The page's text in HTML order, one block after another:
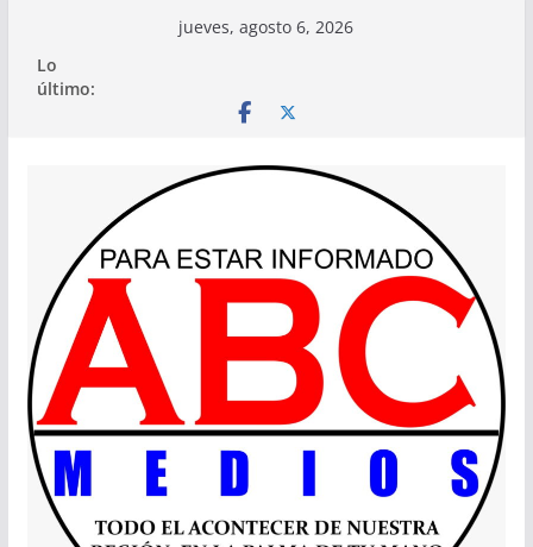
contenido
jueves, agosto 6, 2026
Lo
último: